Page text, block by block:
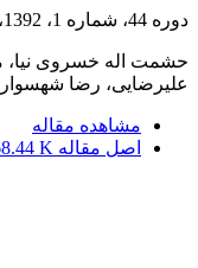
دوره 44، شماره 1، 1392، صفحه
حشمت اله خسروی نیا،
علیرضایی، رضا
مشاهده مقاله
اصل مقاله K